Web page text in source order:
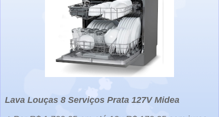
Lava Louças 8 Serviços Prata 127V Midea